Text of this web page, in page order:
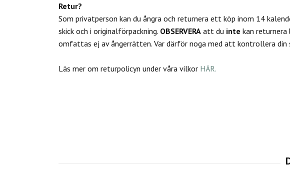
Retur?
Som privatperson kan du ångra och returnera ett köp inom 14
skick och i originalförpackning. OBSERVERA att du inte kan returnera
omfattas ej av ångerrätten. Var därför noga med att kontrollera
Läs mer om returpolicyn under våra vilkor HÄR.